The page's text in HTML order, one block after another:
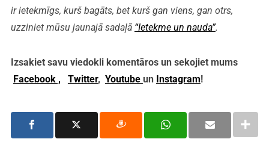
ir ietekmīgs, kurš bagāts, bet kurš gan viens, gan otrs,
uzziniet mūsu jaunajā sadaļā “Ietekme un nauda”.
Izsakiet savu viedokli komentāros un sekojiet mums
Facebook ,
Twitter, Youtube un Instagram!